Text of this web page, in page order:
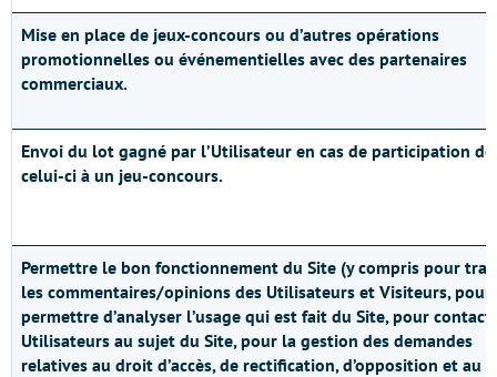
Mise en place de jeux-concours ou d’autres opérations
promotionnelles ou événementielles avec des partenaires
commerciaux.
Envoi du lot gagné par l’Utilisateur en cas de participation de
celui-ci à un jeu-concours.
Permettre le bon fonctionnement du Site (y compris pour
les commentaires/opinions des Utilisateurs et Visiteurs, pour
permettre d’analyser l’usage qui est fait du Site, pour
Utilisateurs au sujet du Site, pour la gestion des demandes
relatives au droit d’accès, de rectification, d’opposition et au